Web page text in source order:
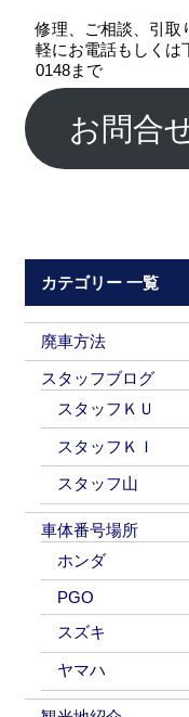
修理、ご相談、引取
軽にお電話もしくは
0148まで
お問合
カテゴリー 一覧
廃車方法
スタッフブログ
スタッフＫＵ
スタッフＫＩ
スタッフ山
車体番号場所
ホンダ
PGO
スズキ
ヤマハ